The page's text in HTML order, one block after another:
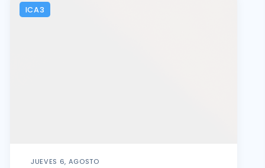
ICA3
JUEVES 6, AGOSTO